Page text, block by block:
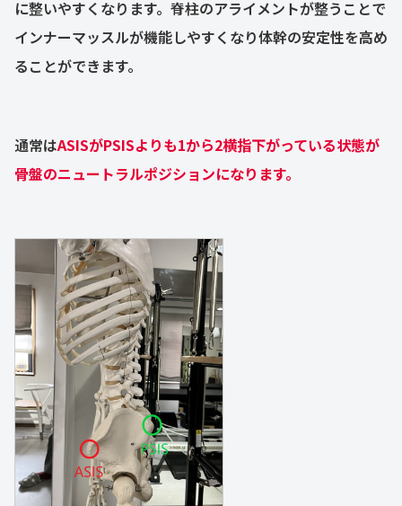
に整いやすくなります。脊柱のアライメントが整うことで
インナーマッスルが機能しやすくなり体幹の安定性を高め
ることができます。
通常はASISがPSISよりも1から2横指下がっている状態が
骨盤のニュートラルポジションになります。